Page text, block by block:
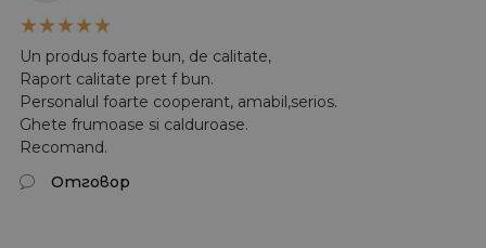
Un produs foarte bun, de calitate,
Raport calitate pret f bun.
Personalul foarte cooperant, amabil,serios.
Ghete frumoase si calduroase.
Recomand.
Отговор